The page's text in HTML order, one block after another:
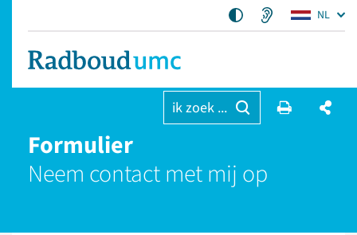
NL
ik zoek ...
Formulier
Neem contact met mij op